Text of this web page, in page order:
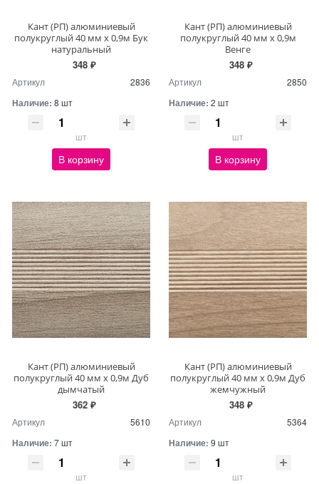
Кант (РП) алюминиевый
полукруглый 40 мм х 0,9м Бук
натуральный
348 ₽
Артикул 2836
Наличие: 8 шт
шт
В корзину
Кант (РП) алюминиевый
полукруглый 40 мм х 0,9м
Венге
348 ₽
Артикул 2850
Наличие: 2 шт
шт
В корзину
Кант (РП) алюминиевый
полукруглый 40 мм х 0,9м Дуб
дымчатый
362 ₽
Артикул 5610
Наличие: 7 шт
шт
Кант (РП) алюминиевый
полукруглый 40 мм х 0,9м Дуб
жемчужный
348 ₽
Артикул 5364
Наличие: 9 шт
шт